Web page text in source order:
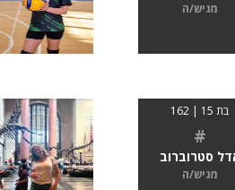
מגיש/ה
בת 15 | 162
#
סטרוברוב
מגיש/ה